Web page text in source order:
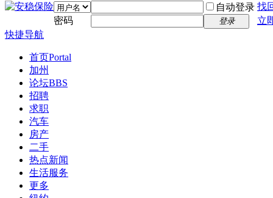
自动登录 找
密码
登录
立
快捷导航
首页Portal
加州
论坛BBS
招聘
求职
汽车
房产
二手
热点新闻
生活服务
更多